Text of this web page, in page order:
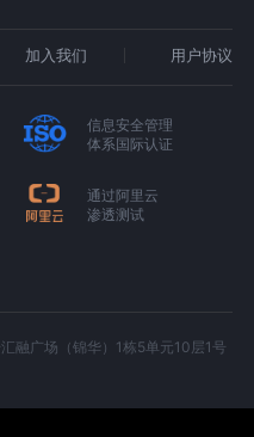
加入我们 用户协议
信息安全管理
体系国际认证
通过阿里云
渗透测试
融广场（锦华）1栋5单元10层1号